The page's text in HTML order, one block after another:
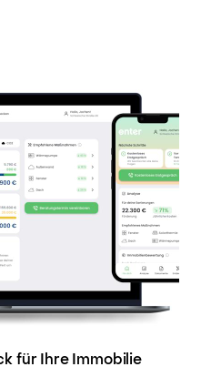
für Ihre Immobilie